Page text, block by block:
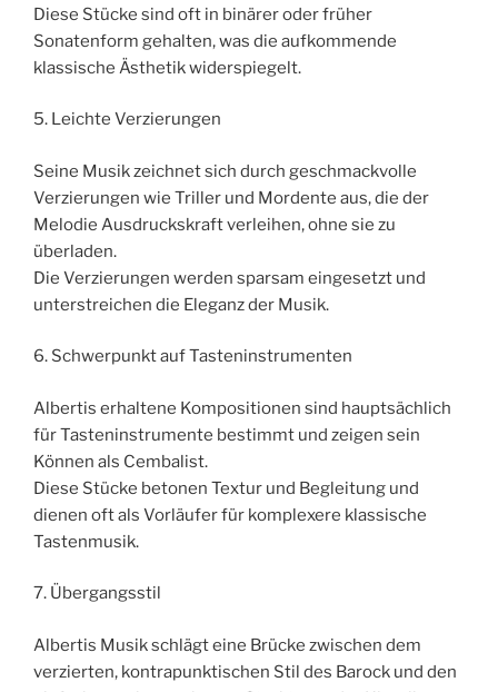
Diese Stücke sind oft in binärer oder früher
Sonatenform gehalten, was die aufkommende
klassische Ästhetik widerspiegelt.
5. Leichte Verzierungen
Seine Musik zeichnet sich durch geschmackvolle
Verzierungen wie Triller und Mordente aus, die der
Melodie Ausdruckskraft verleihen, ohne sie zu
überladen.
Die Verzierungen werden sparsam eingesetzt und
unterstreichen die Eleganz der Musik.
6. Schwerpunkt auf Tasteninstrumenten
Albertis erhaltene Kompositionen sind hauptsächlich
für Tasteninstrumente bestimmt und zeigen sein
Können als Cembalist.
Diese Stücke betonen Textur und Begleitung und
dienen oft als Vorläufer für komplexere klassische
Tastenmusik.
7. Übergangsstil
Albertis Musik schlägt eine Brücke zwischen dem
verzierten, kontrapunktischen Stil des Barock und den